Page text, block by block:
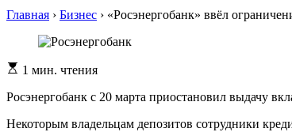
Главная › Бизнес › «Росэнергобанк» ввёл
Расчетное
чтения
1 мин. чтения
Росэнергобанк с 20 марта приостановил выдачу
Некоторым владельцам депозитов сотрудники